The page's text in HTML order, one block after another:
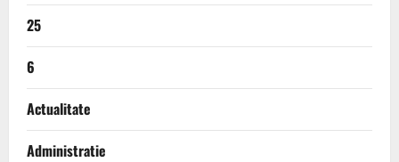
25
6
Actualitate
Administratie